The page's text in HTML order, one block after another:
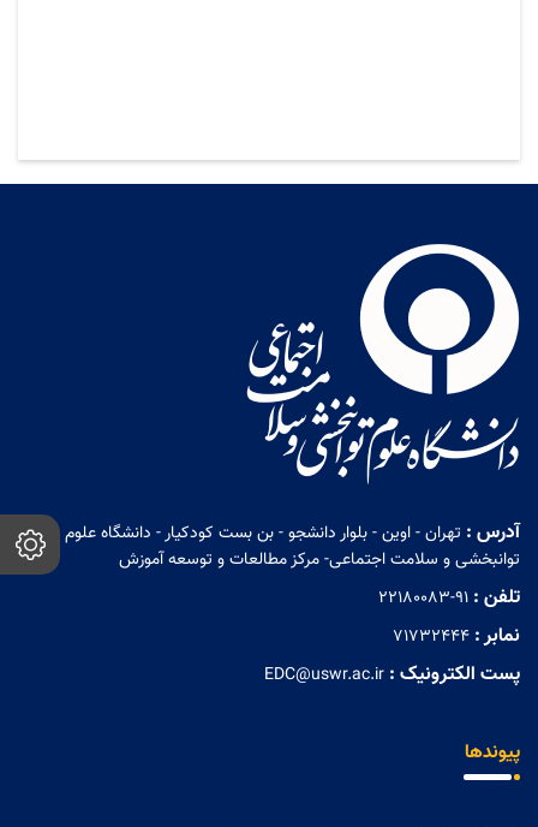
آدرس : تهران - اوین - بلوار دانشجو - بن بست کودکیار - دانشگاه علوم
توانبخشی و سلامت اجتماعی- مرکز مطالعات و توسعه آموزش
تلفن : 22180083-91
نمابر : 71732444
پست الکترونیک : EDC@uswr.ac.ir
پیوندها